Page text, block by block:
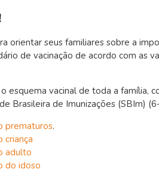
orientar seus familiares sobre a
de vacinação de acordo com as
esquema vacinal de toda a família,
Brasileira de Imunizações (SBIm) (
prematuros.
criança
adulto
do idoso